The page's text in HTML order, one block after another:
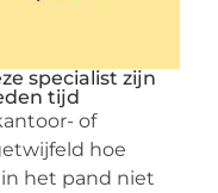
specialist zijn
tijd
of
hoe
het pand niet